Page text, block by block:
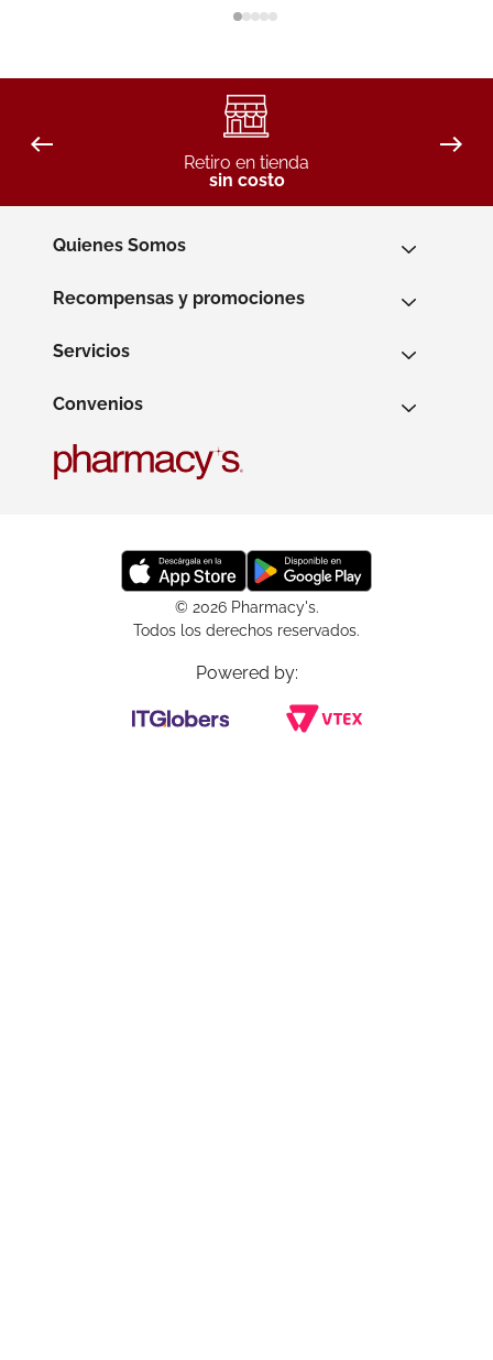
Retiro en tienda
sin costo
Quienes Somos
Recompensas y promociones
Servicios
Convenios
© 2026 Pharmacy's.
Todos los derechos reservados.
Powered by: